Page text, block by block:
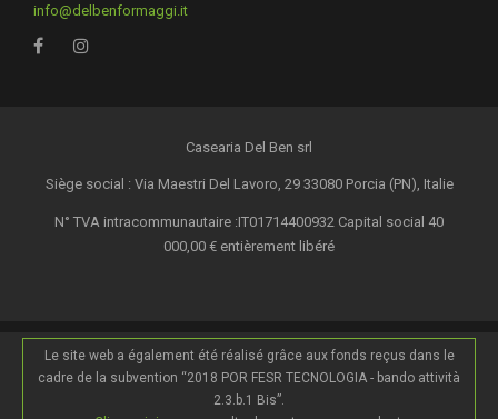
info@delbenformaggi.it
Casearia Del Ben srl
Siège social : Via Maestri Del Lavoro, 29 33080 Porcia (PN), Italie
N° TVA intracommunautaire :IT01714400932 Capital social 40
000,00 € entièrement libéré
Le site web a également été réalisé grâce aux fonds reçus dans le
cadre de la subvention “2018 POR FESR TECNOLOGIA - bando attività
2.3.b.1 Bis”.